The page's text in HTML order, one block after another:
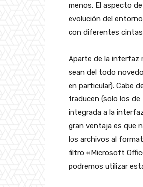
menos. El aspecto
evolución del
con diferentes cintas
Aparte de la interfaz
sean del todo
en particular). Cabe
traducen (solo los
integrada a la
gran ventaja es que
los archivos al
filtro «Microsoft
podremos utilizar